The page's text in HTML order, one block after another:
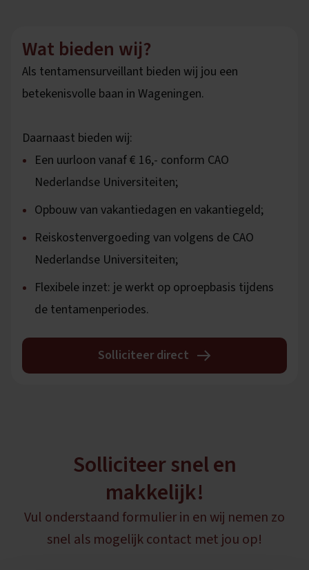
Wat bieden wij?
Als tentamensurveillant bieden wij jou een
betekenisvolle baan in Wageningen.
Daarnaast bieden wij:
Een uurloon vanaf € 16,- conform CAO
Nederlandse Universiteiten;
Opbouw van vakantiedagen en vakantiegeld;
Reiskostenvergoeding van volgens de CAO
Nederlandse Universiteiten;
Flexibele inzet: je werkt op oproepbasis tijdens
de tentamenperiodes.
Solliciteer direct
Solliciteer snel en
makkelijk!
Vul onderstaand formulier in en wij nemen zo
snel als mogelijk contact met jou op!